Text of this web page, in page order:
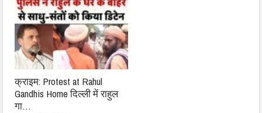
क्राइम: Protest at Rahul
Gandhis Home दिल्ली में राहुल
गा…